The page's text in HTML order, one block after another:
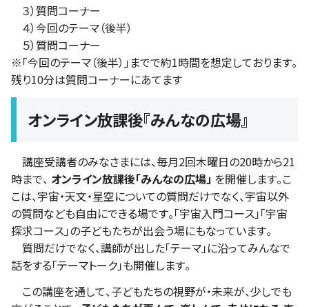
３）質問コーナー
４）今回のテーマ（後半）
５）質問コーナー
※「今回のテーマ（後半）」までで約1時間を想定しております。
残り10分は質問コーナーにあてます
オンライン放課後『みんなの広場』
講座受講者のみなさまには、毎月2回木曜日の20時から21
時まで、 オンライン放課後「みんなの広場」 を開催します。こ
こは、宇宙・天文・星空についての質問だけでなく、宇宙以外
の質問なども自由にできる場です。「宇宙入門コース」「宇宙
探求コース」の子どもたちが出会う場にもなっています。
質問だけでなく、講師が出した「テーマ」に沿ってみんなで
話をする「テーマトーク」も開催します。
この講座を通して、子どもたちの視野が・未来が、少しでも